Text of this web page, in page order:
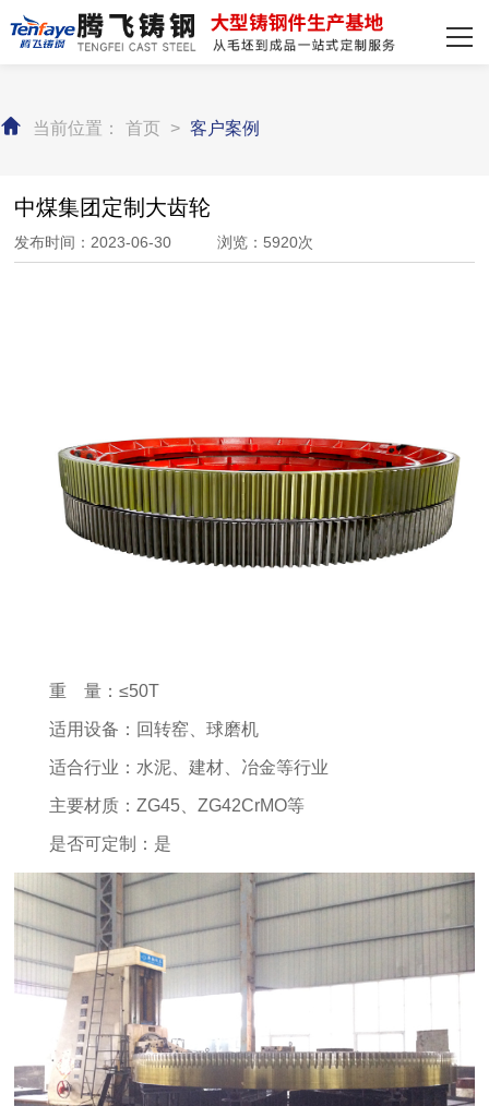
网站首页
客户案例
装备实力
新闻资讯
当前位置： 首页 > 客户案例
中煤集团定制大齿轮
发布时间：2023-06-30 浏览：5920次
重 量：≤50T
适用设备：回转窑、球磨机
适合行业：水泥、建材、冶金等行业
主要材质：ZG45、ZG42CrMO等
是否可定制：是